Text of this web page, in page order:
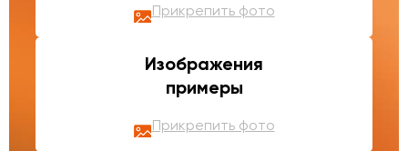
Прикрепить фото
Изображения
примеры
Прикрепить фото